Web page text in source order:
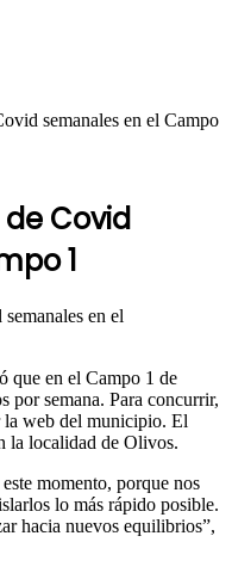
semanales en el Campo
Covid
1
que en el Campo 1 de
por semana. Para concurrir,
la web del municipio. El
la localidad de Olivos.
momento, porque nos
lo más rápido posible.
hacia nuevos equilibrios”,